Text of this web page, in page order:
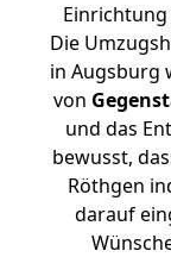
Die
in Augsburg
von
und das
bewusst,
Röthgen
darauf